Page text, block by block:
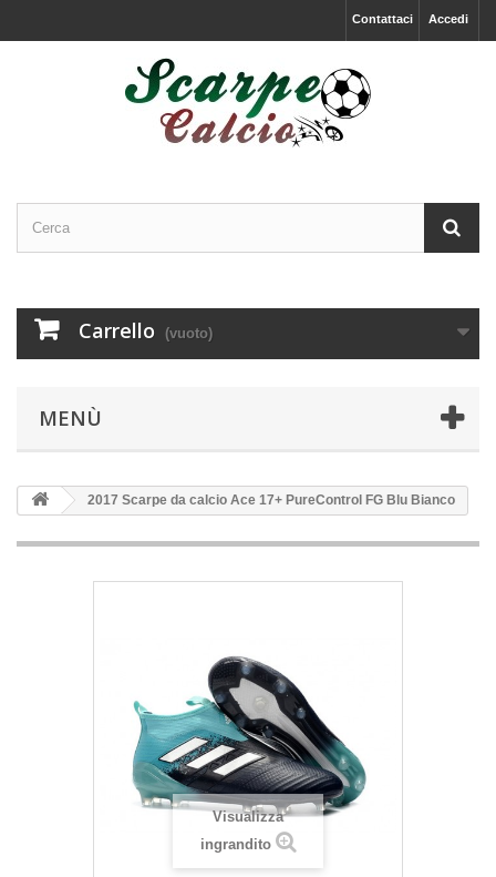
Accedi
Contattaci
Carrello (vuoto)
MENÙ
2017 Scarpe da calcio Ace 17+ PureControl FG Blu Bianco
Visualizza
ingrandito